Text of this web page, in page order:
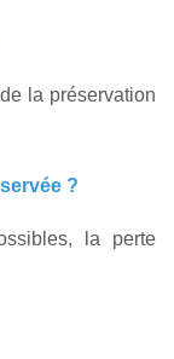
la préservation
?
la perte